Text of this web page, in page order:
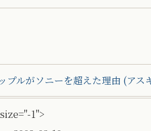
プルがソニーを超えた理由 (アス
1">